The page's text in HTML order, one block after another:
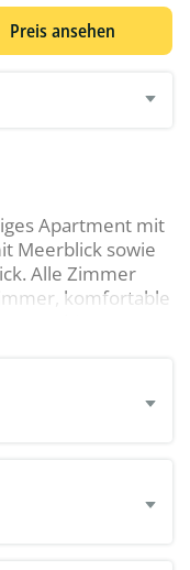
Preis ansehen
Apartment mit
Meerblick sowie
Alle Zimmer
komfortable
bietet
und die
gemütliches